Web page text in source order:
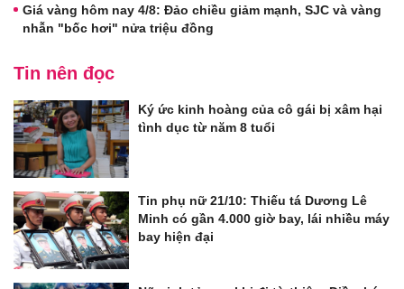
Giá vàng hôm nay 4/8: Đảo chiều giảm mạnh, SJC và vàng
nhẫn "bốc hơi" nửa triệu đồng
Tin nên đọc
Ký ức kinh hoàng của cô gái bị xâm hại
tình dục từ năm 8 tuổi
Tin phụ nữ 21/10: Thiếu tá Dương Lê
Minh có gần 4.000 giờ bay, lái nhiều máy
bay hiện đại